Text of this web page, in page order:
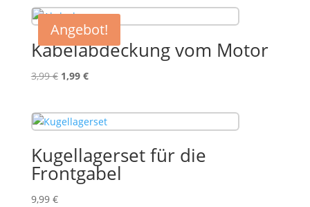
Angebot!
Kabelabdeckung vom Motor
3,99€ Ursprünglicher
3,99 €
1,99 €Aktueller
1,99 €.
Kugellagerset für die
Frontgabel
9,99 €